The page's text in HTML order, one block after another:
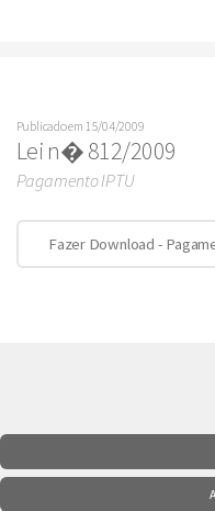
Publicado em 15/04/2009
Lei n� 812/2009
Pagamento IPTU
Fazer Download -